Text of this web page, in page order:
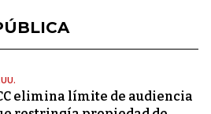
elimina límite de audiencia